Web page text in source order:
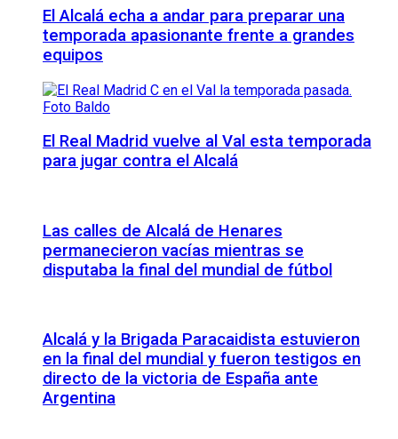
El Alcalá echa a andar para preparar una
temporada apasionante frente a grandes
equipos
El Real Madrid vuelve al Val esta temporada
para jugar contra el Alcalá
Las calles de Alcalá de Henares
permanecieron vacías mientras se
disputaba la final del mundial de fútbol
Alcalá y la Brigada Paracaidista estuvieron
en la final del mundial y fueron testigos en
directo de la victoria de España ante
Argentina